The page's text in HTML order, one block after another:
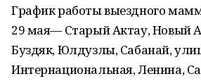
График работы выездного
29 мая— Старый Актау, Новый
Буздяк, Юлдузлы, Сабанай,
Интернациональная, Ленина,